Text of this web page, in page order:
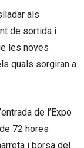
als
de sortida i
les noves
quals sorgiran a
de l’Expo
72 hores
i borsa del